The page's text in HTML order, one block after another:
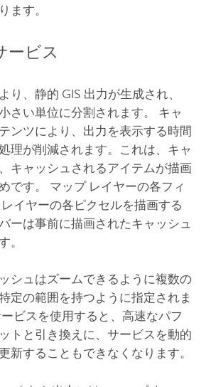
ます。
ービス
り、静的 GIS 出力が生成され、
さい単位に分割されます。 キャ
ンツにより、出力を表示する時間
理が削減されます。これは、キャ
キャッシュされるアイテムが描画
です。 マップ レイヤーの各フィ
イヤーの各ピクセルを描画する
ーは事前に描画されたキャッシュ
。
シュはズームできるように複数の
定の範囲を持つように指定されま
ビスを使用すると、高速なパフ
トと引き換えに、サービスを動的
新することもできなくなります。